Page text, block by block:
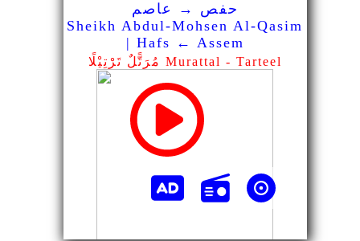
حفص → عاصم
Sheikh Abdul-Mohsen Al-Qasim
| Hafs ← Assem
مُرَتًّلٌ تَرْتِيْلًا Murattal - Tarteel